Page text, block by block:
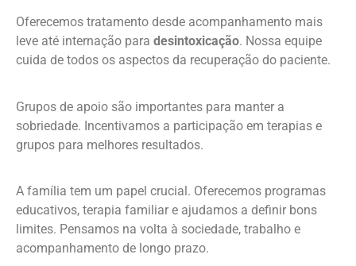
Oferecemos tratamento desde acompanhamento mais
leve até internação para desintoxicação. Nossa equipe
cuida de todos os aspectos da recuperação do paciente.
Grupos de apoio são importantes para manter a
sobriedade. Incentivamos a participação em terapias e
grupos para melhores resultados.
A família tem um papel crucial. Oferecemos programas
educativos, terapia familiar e ajudamos a definir bons
limites. Pensamos na volta à sociedade, trabalho e
acompanhamento de longo prazo.